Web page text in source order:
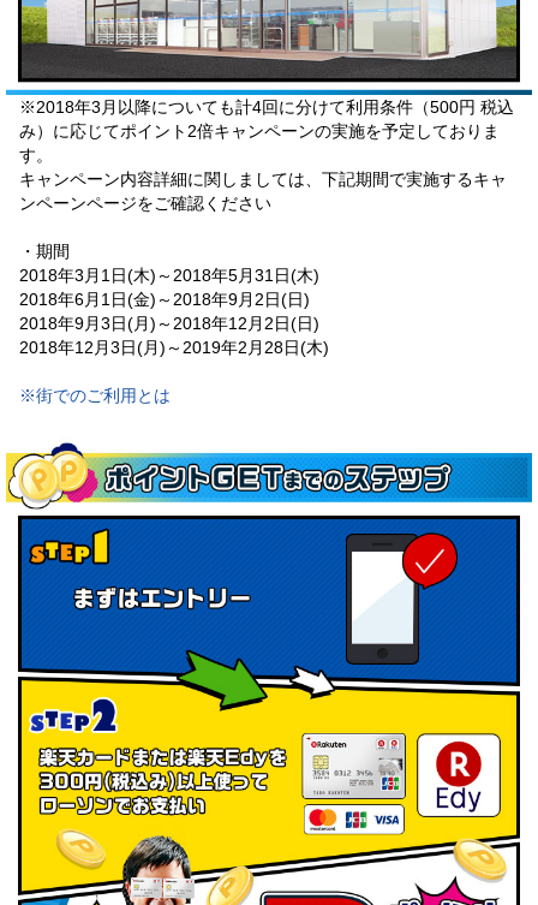
※2018年3月以降についても計4回に分けて利用条件（500円 税込
み）に応じてポイント2倍キャンペーンの実施を予定しておりま
す。
キャンペーン内容詳細に関しましては、下記期間で実施するキャ
ンペーンページをご確認ください
・期間
2018年3月1日(木)～2018年5月31日(木)
2018年6月1日(金)～2018年9月2日(日)
2018年9月3日(月)～2018年12月2日(日)
2018年12月3日(月)～2019年2月28日(木)
※街でのご利用とは